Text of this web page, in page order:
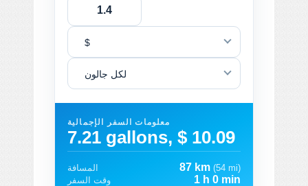
$
لكل جالون
معلومات السفر الإجمالية
7.21 gallons, $ 10.09
المسافة 87 km (54 mi)
وقت السفر
1 h 0 min